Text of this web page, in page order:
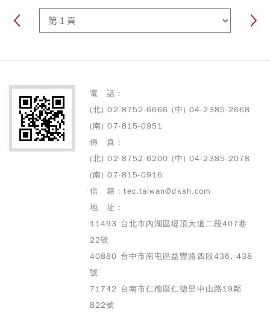
電 話：
(北) 02-8752-6666 (中) 04-2385-2668
(南) 07-815-0951
傳 真：
(北) 02-8752-6200 (中) 04-2385-2078
(南) 07-815-0916
信 箱：tec.taiwan@dksh.com
地 址：
11493 台北市內湖區堤頂大道二段407巷
22號
40880 台中市南屯區益豐路四段436, 438
號
71742 台南市仁德區仁德里中山路19鄰
822號